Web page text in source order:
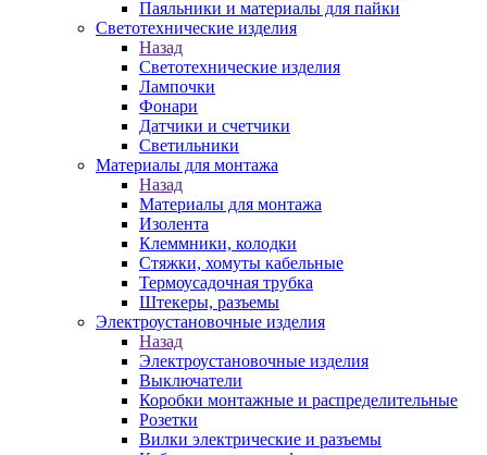
Паяльники и материалы для пайки
Светотехнические изделия
Назад
Светотехнические изделия
Лампочки
Фонари
Датчики и счетчики
Светильники
Материалы для монтажа
Назад
Материалы для монтажа
Изолента
Клеммники, колодки
Стяжки, хомуты кабельные
Термоусадочная трубка
Штекеры, разъемы
Электроустановочные изделия
Назад
Электроустановочные изделия
Выключатели
Коробки монтажные и распределительные
Розетки
Вилки электрические и разъемы